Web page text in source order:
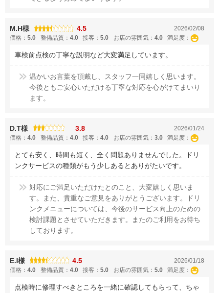
M.H様 4.5
2026/02/08
価格： 5.0 整備品質： 4.0 接客：5.0 お店の雰囲気： 4.0 満足度：
車検前点検の丁寧な説明など大変満足しています。
温かいお言葉を頂戴し、スタッフ一同嬉しく思います。
今後ともご安心いただける丁寧な対応を心がけてまいり
ます。
D.T様 3.8
2026/01/24
価格： 4.0 整備品質： 4.0 接客：4.0 お店の雰囲気： 3.0 満足度：
とても安く、時間も短く、全く問題ありませんでした。ドリ
ンクサービスの種類がもう少しあるとありがたいです。
対応にご満足いただけたとのこと、大変嬉しく思いま
す。また、貴重なご意見をありがとうございます。ドリ
ンクメニューについては、今後のサービス向上のための
検討課題とさせていただきます。またのご利用をお待ち
しております。
E.I様 4.5
2026/01/18
価格： 4.0 整備品質： 4.0 接客：5.0 お店の雰囲気： 5.0 満足度：
点検時に修理すべきところを一緒に確認してもらって、ちゃ